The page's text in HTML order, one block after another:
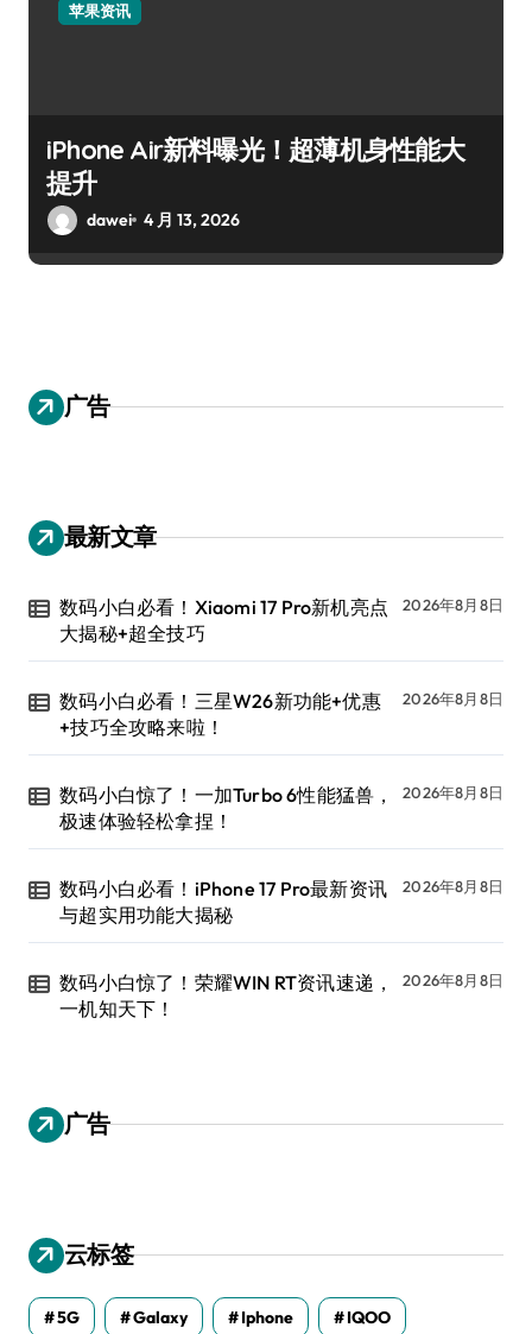
苹果资讯
iPhone Air新料曝光！超薄机身性能大
提升
dawei 4 月 13, 2026
广告
最新文章
数码小白必看！Xiaomi 17 Pro新机亮点
大揭秘+超全技巧
2026年8月8日
数码小白必看！三星W26新功能+优惠
+技巧全攻略来啦！
2026年8月8日
数码小白惊了！一加Turbo 6性能猛兽，
极速体验轻松拿捏！
2026年8月8日
数码小白必看！iPhone 17 Pro最新资讯
与超实用功能大揭秘
2026年8月8日
数码小白惊了！荣耀WIN RT资讯速递，
一机知天下！
2026年8月8日
广告
云标签
5G Galaxy Iphone IQOO